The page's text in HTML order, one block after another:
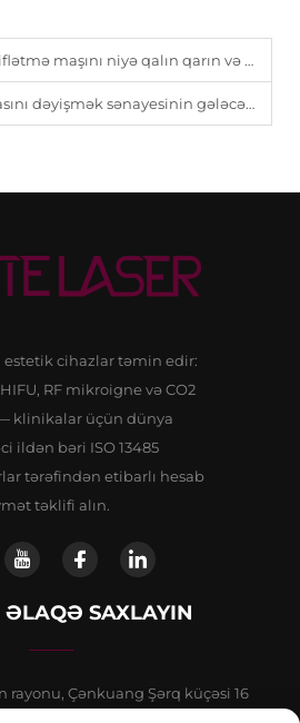
niyə qalın qarın və baldır yağları üçün mükəmməldir.
gələcəyi: Kriolipoliz zayıfladıcı maşın texnologiyasının inteqrasiyası.
estetik cihazlar təmin edir:
RF mikroigne və CO2
klinikalar üçün dünya
ildən bəri ISO 13485
tərəfindən etibarlı hesab
təklifi alın.
SAXLAYIN
rayonu, Çənkuang Şərq küçəsi 16